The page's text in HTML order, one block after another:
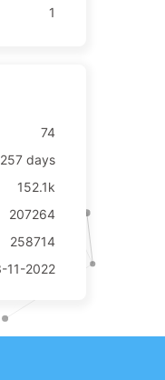
1
74
days
152.1k
207264
258714
11-2022